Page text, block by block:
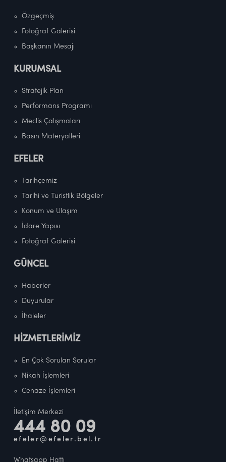
Özgeçmiş
Fotoğraf Galerisi
Başkanın Mesajı
KURUMSAL
Stratejik Plan
Performans Programı
Meclis Çalışmaları
Basın Materyalleri
EFELER
Tarihçemiz
Tarihi ve Turistlik Bölgeler
Konum ve Ulaşım
İdare Yapısı
Fotoğraf Galerisi
GÜNCEL
Haberler
Duyurular
İhaleler
HİZMETLERİMİZ
En Çok Sorulan Sorular
Nikah İşlemleri
Cenaze İşlemleri
İletişim Merkezi
444 80 09
efeler@efeler.bel.tr
Whatsapp Hattı